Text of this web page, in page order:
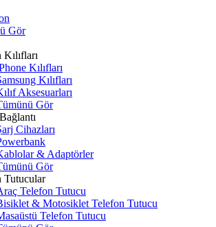
Gör
Kılıfları
Kılıfları
Aksesuarları
Gör
Cihazları
& Adaptörler
Gör
Tutucular
Telefon Tutucu
& Motosiklet Telefon Tutucu
Telefon Tutucu